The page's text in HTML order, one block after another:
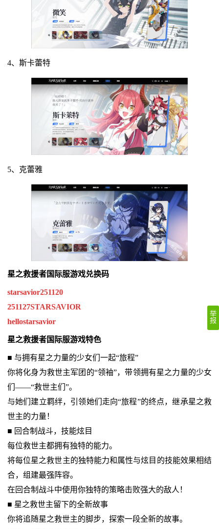
4、斯卡蕾特
5、克蕾雅
星之救援者国际服游戏兑换码
starsavior251120
251127STARSAVIOR
hellostarsavior
星之救援者国际服游戏特色
■ 与拥有星之力量的少女们一起“旅程”
你将化身为救世主军团的“领袖”，带领拥有星之力量的少女
们——“救世主们”。
与她们建立羁绊，引领她们走向“旅程”的终点，继承星之救
世主的力量！
■ 回合制战斗，技能炫目
每位救世主都拥有独特的能力。
将每位星之救世主的独特能力和属性与炫目的技能效果相结
合，组建最强阵容。
在回合制战斗中使用你独特的策略击败强大的敌人！
■ 星之救世主留下的全新故事
你将追随星之救世主的脚步，探索一段全新的故事。
举
报